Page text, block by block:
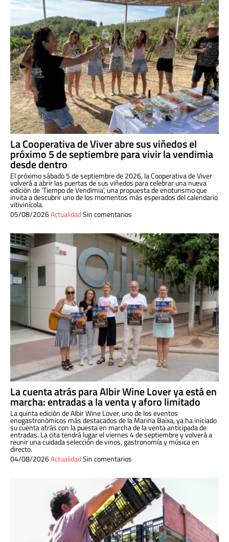
La Cooperativa de Viver abre sus viñedos el
próximo 5 de septiembre para vivir la vendimia
desde dentro
El próximo sábado 5 de septiembre de 2026, la Cooperativa de Viver
volverá a abrir las puertas de sus viñedos para celebrar una nueva
edición de ‘Tiempo de Vendimia’, una propuesta de enoturismo que
invita a descubrir uno de los momentos más esperados del calendario
vitivinícola.
05/08/2026ActualidadSin comentarios
La cuenta atrás para Albir Wine Lover ya está en
marcha: entradas a la venta y aforo limitado
La quinta edición de Albir Wine Lover, uno de los eventos
enogastronómicos más destacados de la Marina Baixa, ya ha iniciado
su cuenta atrás con la puesta en marcha de la venta anticipada de
entradas. La cita tendrá lugar el viernes 4 de septiembre y volverá a
reunir una cuidada selección de vinos, gastronomía y música en
directo.
04/08/2026ActualidadSin comentarios